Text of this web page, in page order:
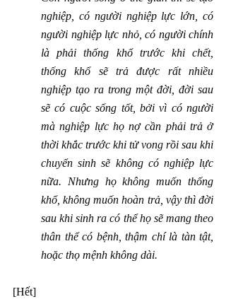
nghiệp, có người nghiệp lực lớn, có
người nghiệp lực nhỏ, có người chính
là phải thống khổ trước khi chết,
thống khổ sẽ trả được rất nhiều
nghiệp tạo ra trong một đời, đời sau
sẽ có cuộc sống tốt, bởi vì có người
mà nghiệp lực họ nợ cần phải trả ở
thời khắc trước khi tử vong rồi sau khi
chuyển sinh sẽ không có nghiệp lực
nữa. Nhưng họ không muốn thống
khổ, không muốn hoàn trả, vậy thì đời
sau khi sinh ra có thể họ sẽ mang theo
thân thể có bệnh, thậm chí là tàn tật,
hoặc thọ mệnh không dài.
[Hết]